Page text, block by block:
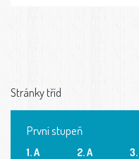
Stránky tříd
První stupeň
1. A 2. A